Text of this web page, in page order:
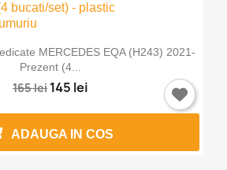
MERCEDES EQA (H243) 2021-
Prezent (4...
165 lei 145 lei
ADAUGA IN COS